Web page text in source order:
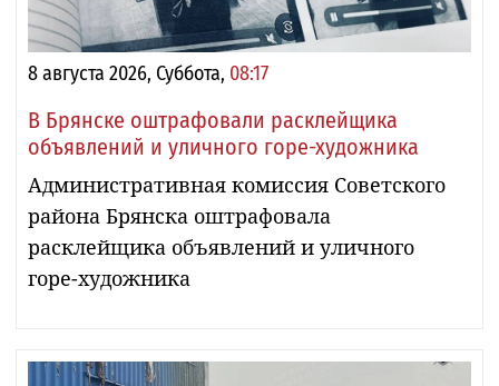
8 августа 2026, Суббота, 08:17
В Брянске оштрафовали расклейщика
объявлений и уличного горе-художника
Административная комиссия Советского
района Брянска оштрафовала
расклейщика объявлений и уличного
горе-художника